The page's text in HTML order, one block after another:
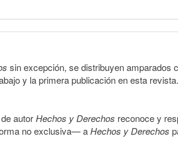
sin excepción, se distribuyen amparados
y la primera publicación en esta
autorHechos y Derechos reconoce y
no exclusiva— aHechos y Derechos